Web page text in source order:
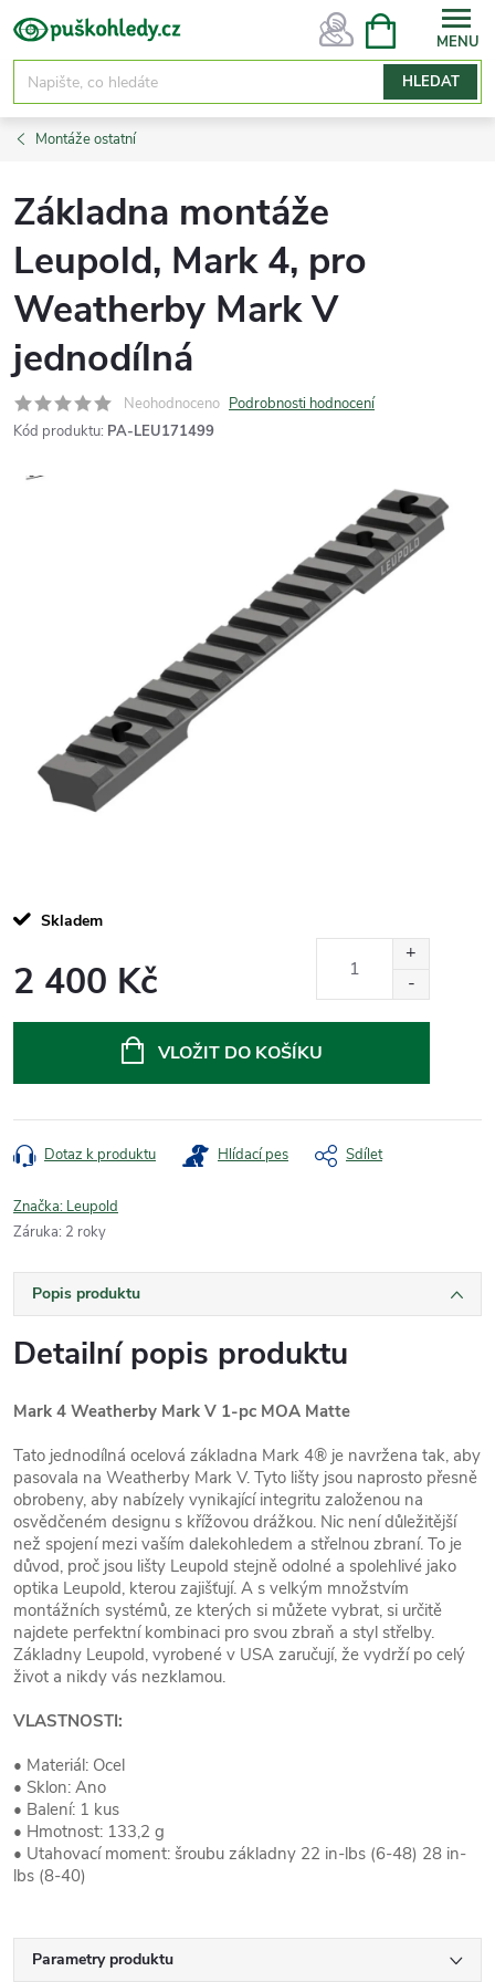
Přejít
na
obsah
HLEDAT
NÁKUPNÍ
Montáže ostatní
Základna montáže
Leupold, Mark 4, pro
Weatherby Mark V
jednodílná
Neohodnoceno Podrobnosti hodnocení
Kód produktu: PA-LEU171499
Skladem
2 400 Kč
VLOŽIT DO KOŠÍKU
Dotaz k produktu Hlídací pes Sdílet
Značka: Leupold
Záruka: 2 roky
Popis produktu
Detailní popis produktu
Mark 4 Weatherby Mark V 1-pc MOA Matte
Tato jednodílná ocelová základna Mark 4® je navržena tak, aby
pasovala na Weatherby Mark V. Tyto lišty jsou naprosto přesně
obrobeny, aby nabízely vynikající integritu založenou na
osvědčeném designu s křížovou drážkou. Nic není důležitější
než spojení mezi vaším dalekohledem a střelnou zbraní. To je
důvod, proč jsou lišty Leupold stejně odolné a spolehlivé jako
optika Leupold, kterou zajišťují. A s velkým množstvím
montážních systémů, ze kterých si můžete vybrat, si určitě
najdete perfektní kombinaci pro svou zbraň a styl střelby.
Základny Leupold, vyrobené v USA zaručují, že vydrží po celý
život a nikdy vás nezklamou.
VLASTNOSTI:
• Materiál: Ocel
• Sklon: Ano
• Balení: 1 kus
• Hmotnost: 133,2 g
• Utahovací moment: šroubu základny 22 in-lbs (6-48) 28 in-
lbs (8-40)
Parametry produktu